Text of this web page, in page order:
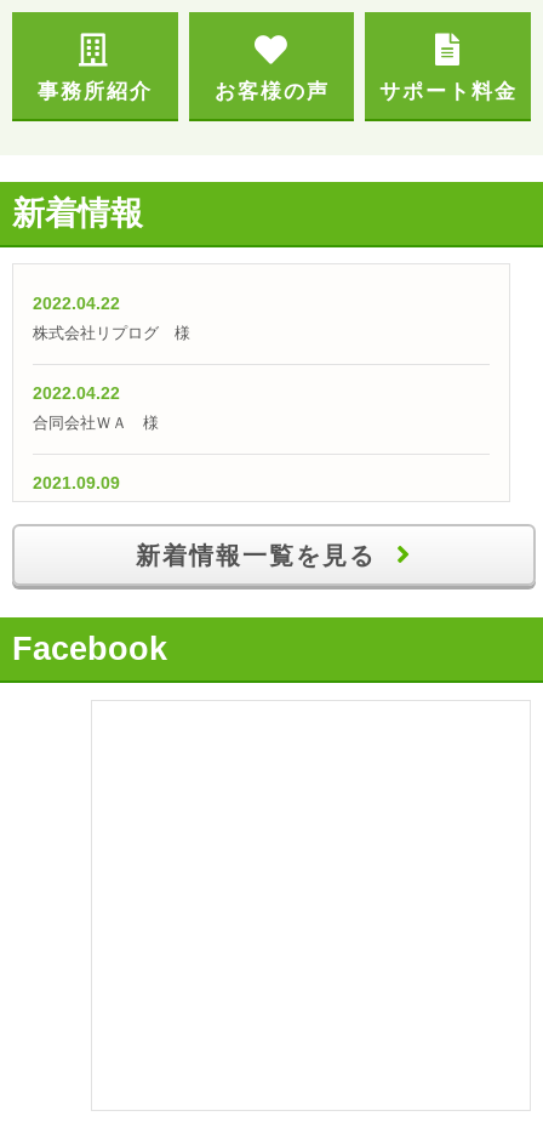
事務所紹介 お客様の声 サポート料金
新着情報
2022.04.22
株式会社リプログ 様
2022.04.22
合同会社ＷＡ 様
2021.09.09
2021.06.09
【融資実績】「事業実績が評価され、無事に運転資金を獲
新着情報一覧を見る
Facebook